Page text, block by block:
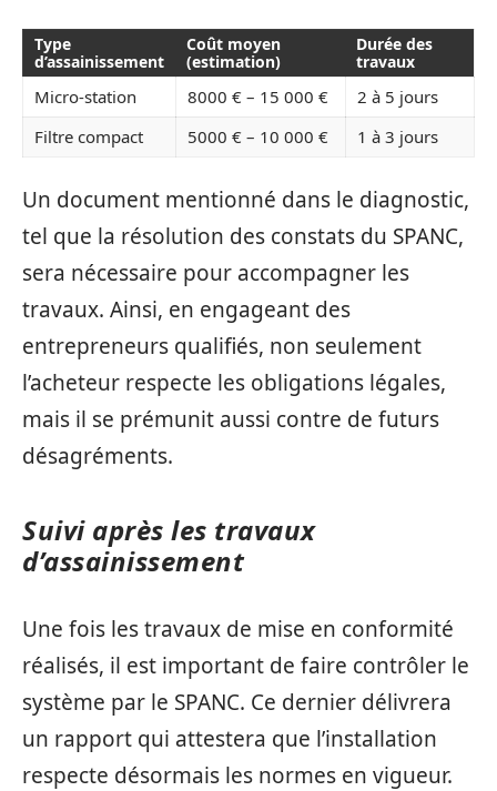
Type
d’assainissement
Coût moyen
(estimation)
Durée des
travaux
Micro-station 8000 € – 15 000 €
2 à 5 jours
Filtre compact
5000 € – 10 000 € 1 à 3 jours
Un document mentionné dans le diagnostic,
tel que la résolution des constats du SPANC,
sera nécessaire pour accompagner les
travaux. Ainsi, en engageant des
entrepreneurs qualifiés, non seulement
l’acheteur respecte les obligations légales,
mais il se prémunit aussi contre de futurs
désagréments.
Suivi après les travaux
d’assainissement
Une fois les travaux de mise en conformité
réalisés, il est important de faire contrôler le
système par le SPANC. Ce dernier délivrera
un rapport qui attestera que l’installation
respecte désormais les normes en vigueur.